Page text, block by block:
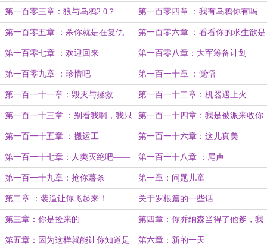
（上） （下）
第一百零三章：狼与乌鸦2.0？ 第一百零四章 ：我有乌鸦你有吗
第一百零五章 ：杀你就是在复仇 第一百零六章 ：看看你的求生欲是
否强大
第一百零七章 ：欢迎回来 第一百零八章：大军筹备计划
第一百零九章 ：珍惜吧 第一百一十章 ：觉悟
第一百一十一章：毁灭与拯救 第一百一十二章：机器遇上火
第一百一十三章 ：别看我啊，我只
是路过的
第一百一十四章：我是被派来收你
的！
第一百一十五章 ：搬运工 第一百一十六章：这儿真美
第一百一十七章：人类灭绝吧——
人工智能
第一百一十八章 ：尾声
第一百一十九章：抢你薯条 第一章：问题儿童
第二章 ：装逼让你飞起来！ 关于罗根篇的一些话
第三章：你是捡来的 第四章：你乔纳森当得了他爹，我
怎么就当不了了！？
第五章：因为这样就能让你知道是 第六章：新的一天